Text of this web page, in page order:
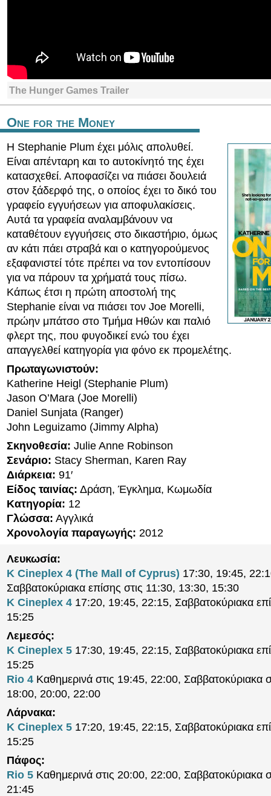
The Hunger Games Trailer
One for the Money
Η Stephanie Plum έχει μόλις απολυθεί.
Είναι απένταρη και το αυτοκίνητό της έχει
κατασχεθεί. Αποφασίζει να πιάσει δουλειά
στον ξάδερφό της, ο οποίος έχει το δικό του
γραφείο εγγυήσεων για αποφυλακίσεις.
Αυτά τα γραφεία αναλαμβάνουν να
καταθέτουν εγγυήσεις στο δικαστήριο, όμως
αν κάτι πάει στραβά και ο κατηγορούμενος
εξαφανιστεί τότε πρέπει να τον εντοπίσουν
για να πάρουν τα χρήματά τους πίσω.
Κάπως έτσι η πρώτη αποστολή της
Stephanie είναι να πιάσει τον Joe Morelli,
πρώην μπάτσο στο Τμήμα Ηθών και παλιό
φλερτ της, που φυγοδικεί ενώ του έχει
απαγγελθεί κατηγορία για φόνο εκ προμελέτης.
Πρωταγωνιστούν:
Katherine Heigl (Stephanie Plum)
Jason O’Mara (Joe Morelli)
Daniel Sunjata (Ranger)
John Leguizamo (Jimmy Alpha)
Σκηνοθεσία: Julie Anne Robinson
Σενάριο: Stacy Sherman, Karen Ray
Διάρκεια: 91′
Είδος ταινίας: Δράση, Έγκλημα, Κωμωδία
Κατηγορία: 12
Γλώσσα: Αγγλικά
Χρονολογία παραγωγής: 2012
Λευκωσία:
K Cineplex 4 (The Mall of Cyprus) 17:30, 19:45,
Σαββατοκύριακα επίσης στις 11:30, 13:30, 15:30
K Cineplex 4 17:20, 19:45, 22:15, Σαββατοκύριακα
15:25
Λεμεσός:
K Cineplex 5 17:30, 19:45, 22:15, Σαββατοκύριακα
15:25
Rio 4 Καθημερινά στις 19:45, 22:00, Σαββατοκύριακα
18:00, 20:00, 22:00
Λάρνακα:
K Cineplex 5 17:20, 19:45, 22:15, Σαββατοκύριακα
15:25
Πάφος:
Rio 5 Καθημερινά στις 20:00, 22:00, Σαββατοκύριακα
21:45